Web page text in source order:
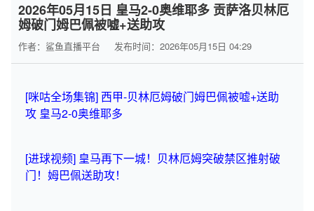
2026年05月15日 皇马2-0奥维耶多 贡萨洛贝林厄
姆破门姆巴佩被嘘+送助攻
作者：鲨鱼直播平台 发布时间：2026年05月15日 04:29
[咪咕全场集锦] 西甲-贝林厄姆破门姆巴佩被嘘+送助
攻 皇马2-0奥维耶多
[进球视频] 皇马再下一城！贝林厄姆突破禁区推射破
门！姆巴佩送助攻！